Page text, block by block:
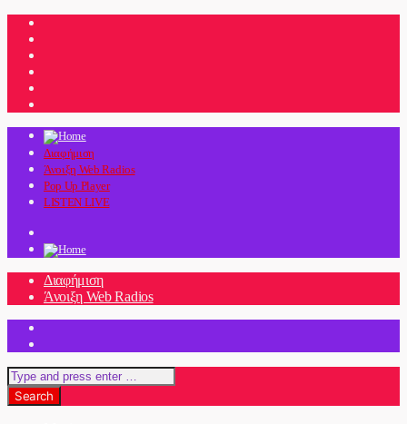
Διαφήμιση
Άνοιξη Web Radios
Pop Up Player
LISTEN LIVE
Διαφήμιση
Άνοιξη Web Radios